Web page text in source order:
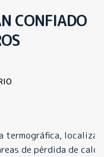
CONFIADO
localizaron
pérdida de calor